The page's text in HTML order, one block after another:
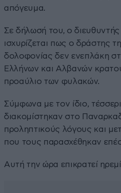
απόγευμα.
Σε δήλωσή του, ο
ισχυρίζεται πως ο δράστης
δολοφονίας δεν ενεπλάκη
Ελλήνων και Αλβανών
προαύλιο των φυλακών.
Σύμφωνα με τον ίδιο,
διακομίστηκαν στο
προληπτικούς λόγους και
που τους παρασχέθηκαν
Αυτή την ώρα επικρατεί